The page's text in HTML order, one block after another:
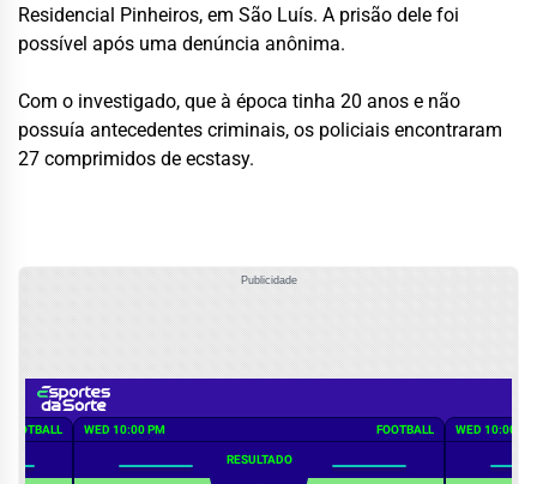
Residencial Pinheiros, em São Luís. A prisão dele foi
possível após uma denúncia anônima.
Com o investigado, que à época tinha 20 anos e não
possuía antecedentes criminais, os policiais encontraram
27 comprimidos de ecstasy.
Publicidade